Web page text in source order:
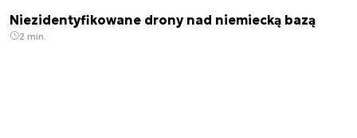
Niezidentyfikowane drony nad niemiecką bazą
2 min.